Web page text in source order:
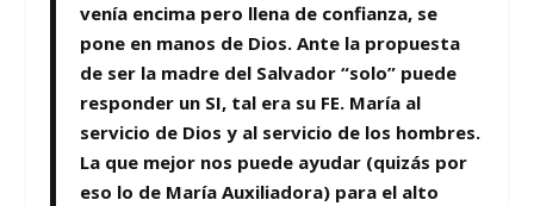
venía encima pero llena de confianza, se
pone en manos de Dios. Ante la propuesta
de ser la madre del Salvador “solo” puede
responder un SI, tal era su FE. María al
servicio de Dios y al servicio de los hombres.
La que mejor nos puede ayudar (quizás por
eso lo de María Auxiliadora) para el alto